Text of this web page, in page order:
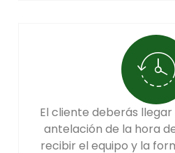
El cliente deberás llegar
antelación de la hora
recibir el equipo y la